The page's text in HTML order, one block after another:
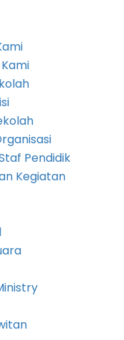
Pendidik
Kegiatan